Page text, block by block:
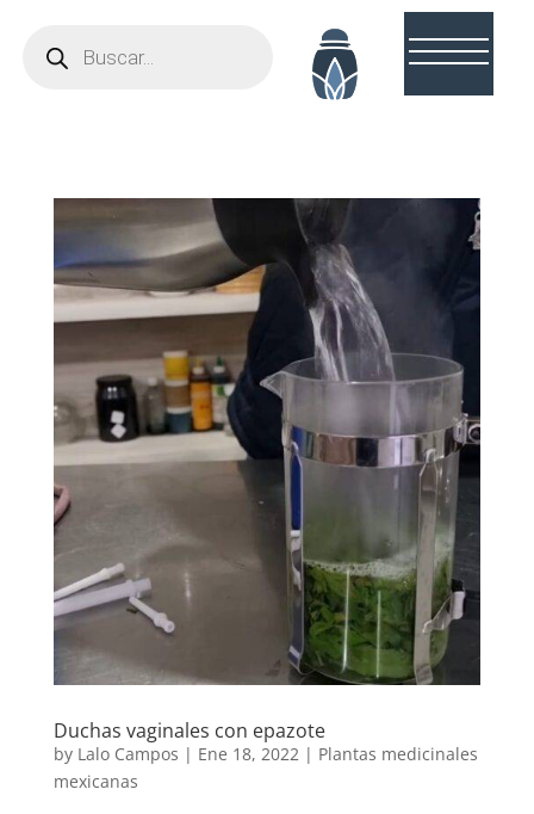
productos
Duchas vaginales con epazote
by Lalo Campos | Ene 18, 2022 | Plantas medicinales
mexicanas